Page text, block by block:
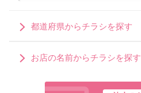
都道府県からチラシを探す
お店の名前からチラシを探す